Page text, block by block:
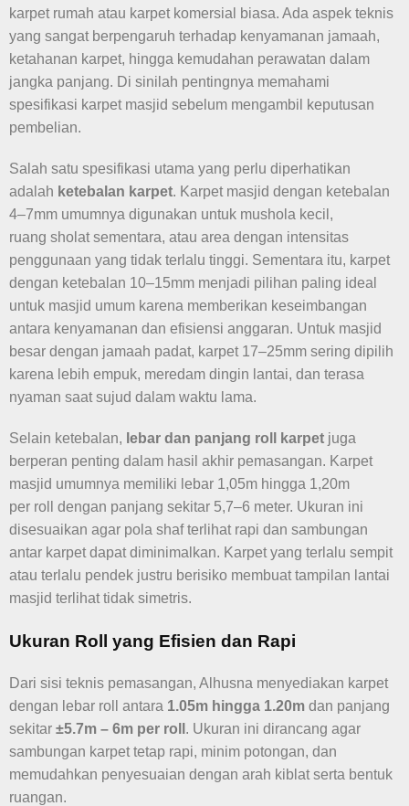
karpet rumah atau karpet komersial biasa. Ada aspek teknis
yang sangat berpengaruh terhadap kenyamanan jamaah,
ketahanan karpet, hingga kemudahan perawatan dalam
jangka panjang. Di sinilah pentingnya memahami
spesifikasi karpet masjid sebelum mengambil keputusan
pembelian.
Salah satu spesifikasi utama yang perlu diperhatikan
adalah ketebalan karpet. Karpet masjid dengan ketebalan
4–7mm umumnya digunakan untuk mushola kecil,
ruang sholat sementara, atau area dengan intensitas
penggunaan yang tidak terlalu tinggi. Sementara itu, karpet
dengan ketebalan 10–15mm menjadi pilihan paling ideal
untuk masjid umum karena memberikan keseimbangan
antara kenyamanan dan efisiensi anggaran. Untuk masjid
besar dengan jamaah padat, karpet 17–25mm sering dipilih
karena lebih empuk, meredam dingin lantai, dan terasa
nyaman saat sujud dalam waktu lama.
Selain ketebalan, lebar dan panjang roll karpet juga
berperan penting dalam hasil akhir pemasangan. Karpet
masjid umumnya memiliki lebar 1,05m hingga 1,20m
per roll dengan panjang sekitar 5,7–6 meter. Ukuran ini
disesuaikan agar pola shaf terlihat rapi dan sambungan
antar karpet dapat diminimalkan. Karpet yang terlalu sempit
atau terlalu pendek justru berisiko membuat tampilan lantai
masjid terlihat tidak simetris.
Ukuran Roll yang Efisien dan Rapi
Dari sisi teknis pemasangan, Alhusna menyediakan karpet
dengan lebar roll antara 1.05m hingga 1.20m dan panjang
sekitar ±5.7m – 6m per roll . Ukuran ini dirancang agar
sambungan karpet tetap rapi, minim potongan, dan
memudahkan penyesuaian dengan arah kiblat serta bentuk
ruangan.